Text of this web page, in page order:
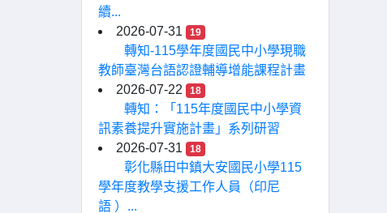
續...
2026-07-31
19
轉知-115學年度國民中小學現職
教師臺灣台語認證輔導增能課程計畫
2026-07-22
18
轉知：「115年度國民中小學資
訊素養提升實施計畫」系列研習
2026-07-31
18
彰化縣田中鎮大安國民小學115
學年度教學支援工作人員（印尼
語 ）...